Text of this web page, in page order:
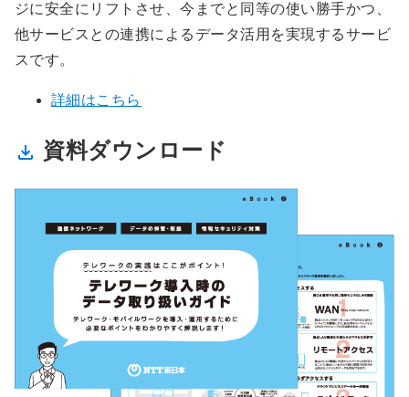
ジに安全にリフトさせ、今までと同等の使い勝手かつ、
他サービスとの連携によるデータ活用を実現するサービ
スです。
詳細はこちら
資料ダウンロード